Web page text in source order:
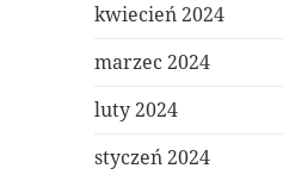
kwiecień 2024
marzec 2024
luty 2024
styczeń 2024